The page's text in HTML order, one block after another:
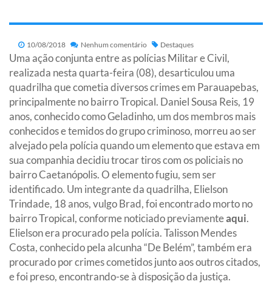
10/08/2018 Nenhum comentário Destaques
Uma ação conjunta entre as polícias Militar e Civil,
realizada nesta quarta-feira (08), desarticulou uma
quadrilha que cometia diversos crimes em Parauapebas,
principalmente no bairro Tropical. Daniel Sousa Reis, 19
anos, conhecido como Geladinho, um dos membros mais
conhecidos e temidos do grupo criminoso, morreu ao ser
alvejado pela polícia quando um elemento que estava em
sua companhia decidiu trocar tiros com os policiais no
bairro Caetanópolis. O elemento fugiu, sem ser
identificado. Um integrante da quadrilha, Elielson
Trindade, 18 anos, vulgo Brad, foi encontrado morto no
bairro Tropical, conforme noticiado previamenteaqui.
Elielson era procurado pela polícia. Talisson Mendes
Costa, conhecido pela alcunha “De Belém”, também era
procurado por crimes cometidos junto aos outros citados,
e foi preso, encontrando-se à disposição da justiça.